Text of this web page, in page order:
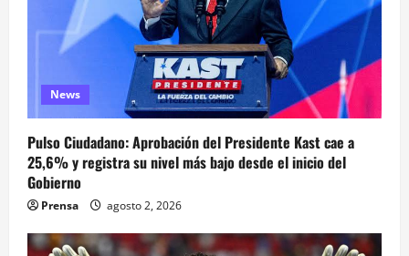
News
Pulso Ciudadano: Aprobación del Presidente Kast cae a
25,6% y registra su nivel más bajo desde el inicio del
Gobierno
Prensa agosto 2, 2026